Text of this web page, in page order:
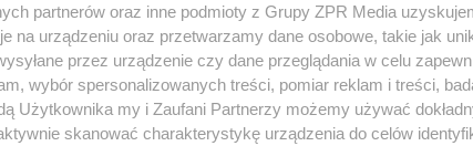
partnerów oraz inne podmioty z Grupy ZPR Media
na urządzeniu oraz przetwarzamy dane osobowe, takie jak
przez urządzenie czy dane przeglądania w celu
wybór spersonalizowanych treści, pomiar reklam i treści,
Użytkownika my i Zaufani Partnerzy możemy używać
skanować charakterystykę urządzenia do celów